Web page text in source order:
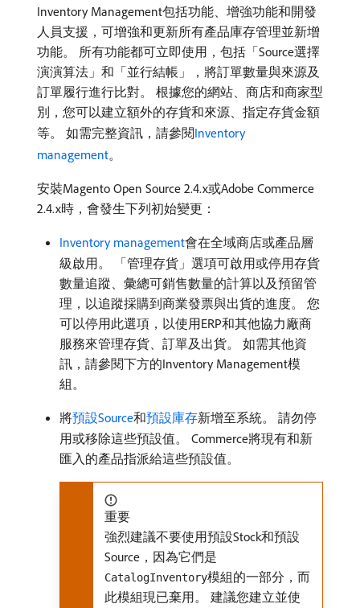
Inventory Management包括功能、增強功能和開發
人員支援，可增強和更新所有產品庫存管理並新增
功能。 所有功能都可立即使用，包括「Source選擇
演演算法」和「並行結帳」，將訂單數量與來源及
訂單履行進行比對。 根據您的網站、商店和商家型
別，您可以建立額外的存貨和來源、指定存貨金額
等。 如需完整資訊，請參閱Inventory
management。
安裝Magento Open Source 2.4.x或Adobe Commerce
2.4.x時，會發生下列初始變更：
Inventory management會在全域商店或產品層
級啟用。 「管理存貨」選項可啟用或停用存貨
數量追蹤、彙總可銷售數量的計算以及預留管
理，以追蹤採購到商業發票與出貨的進度。 您
可以停用此選項，以使用ERP和其他協力廠商
服務來管理存貨、訂單及出貨。 如需其他資
訊，請參閱下方的Inventory Management模
組。
將預設Source和預設庫存新增至系統。 請勿停
用或移除這些預設值。 Commerce將現有和新
匯入的產品指派給這些預設值。
重要
強烈建議不要使用預設Stock和預設
Source，因為它們是
CatalogInventory模組的一部分，而
此模組現已棄用。 建議您建立並使